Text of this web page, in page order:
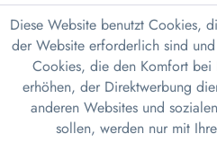
Diese Website benutzt Cookies,
der Website erforderlich sind
Cookies, die den Komfort bei
erhöhen, der Direktwerbung
anderen Websites und
sollen, werden nur mit